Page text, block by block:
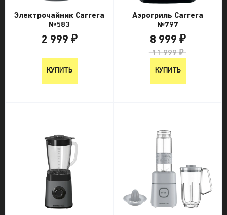
Электрочайник Carrera
№583
2 999 ₽
КУПИТЬ
Аэрогриль Carrera
№797
8 999 ₽
11 999 ₽
КУПИТЬ